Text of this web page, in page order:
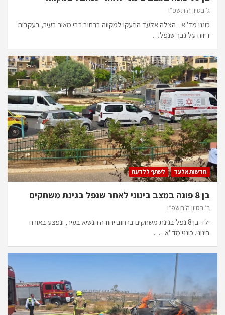
ג׳ בסיון ה׳תשפ״ו
כונני מד"א - הצלה אלעד הוזעקו למקווה ברחוב רבי מאיר בעיר, בעקבות
דיווח על גבר שנפל…
חדשות אלעד לשתף ללדעת
בן 8 פונה במצב בינוני לאחר שנפל בגינת משחקים
ב׳ בסיון ה׳תשפ״ו
ילד בן 8 נפל בגינת משחקים ברחוב יהודה הנשיא בעיר, ונפצע באורח
בינוני. כונני מד"א -…